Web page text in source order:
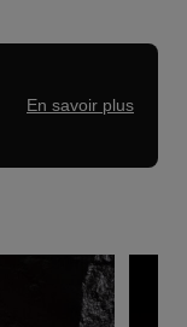
En savoir plus